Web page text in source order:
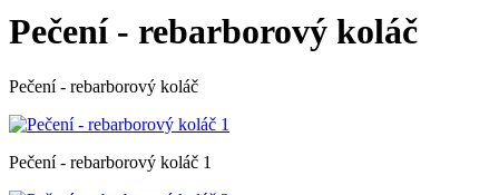
Pečení - rebarborový koláč
Pečení - rebarborový koláč
Pečení - rebarborový koláč 1